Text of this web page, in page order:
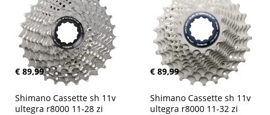
€ 89,99 € 89,99
Shimano Cassette sh 11v
ultegra r8000 11-28 zi
Shimano Cassette sh 11v
ultegra r8000 11-32 zi